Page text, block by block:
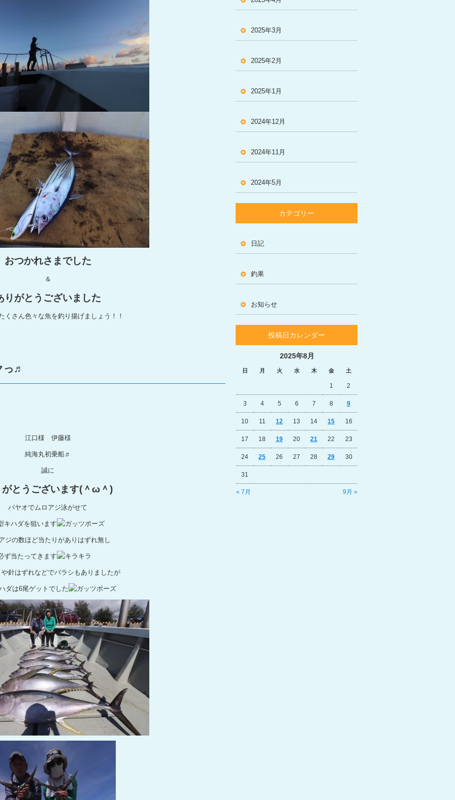
おつかれさまでした
＆
りがとうございました
くさん色々な魚を釣り揚げましょう！！
っ♬
江口様 伊藤様
純海丸初乗船♬
誠に
がとうございます(＾ω＾)
パヤオでムロアジ泳がせて
キハダを狙います
ジの数ほど当たりがありはずれ無し
ず当たってきます
針はずれなどでバラシもありましたが
ダは6尾ゲットでした
2025年3月
2025年2月
2025年1月
2024年12月
2024年11月
2024年5月
カテゴリー
日記
釣果
お知らせ
投稿日カレンダー
2025年8月
日 月 火 水 木 金 土
« 7月 9月 »
1 2
3 4 5 6 7 8 9
10 11 12 13 14 15 16
17 18 19 20 21 22 23
24 25 26 27 28 29 30
31